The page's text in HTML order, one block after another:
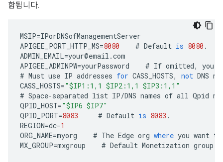
함됩니다.
MSIP=IPorDNSofManagementServer
APIGEE_PORT_HTTP_MS=8080 # Default is 8080 .
ADMIN_EMAIL=your@email .com
APIGEE_ADMINPW=yourPassword # If omitted, you
# Must use IP addresses for CASS_HOSTS, not DNS
CASS_HOSTS="$IP1:1,1 $IP2:1,1 $IP3:1,1"
# Space-separated list IP/DNS names of all Qpid
QPID_HOST="$IP6 $IP7"
QPID_PORT=8083 # Default is 8083 .
REGION=dc-1
ORG_NAME=myorg # The Edge org where you want to
MX_GROUP=mxgroup # Default Monetization group